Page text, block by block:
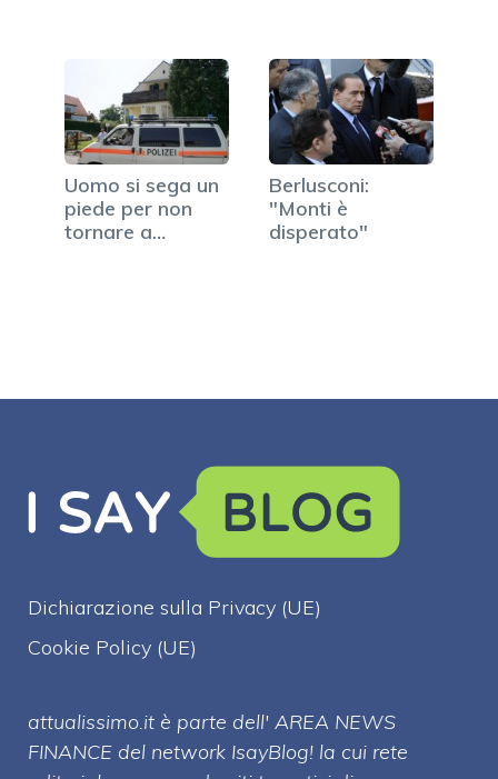
Uomo si sega un
piede per non
tornare a
Berlusconi:
"Monti è
disperato"
Dichiarazione sulla Privacy (UE)
Cookie Policy (UE)
attualissimo.it è parte dell' AREA NEWS
FINANCE del network IsayBlog! la cui rete